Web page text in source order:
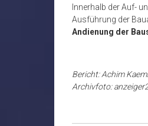
Innerhalb der Auf-
Ausführung der
Andienung der
Bericht: Achim
Archivfoto: